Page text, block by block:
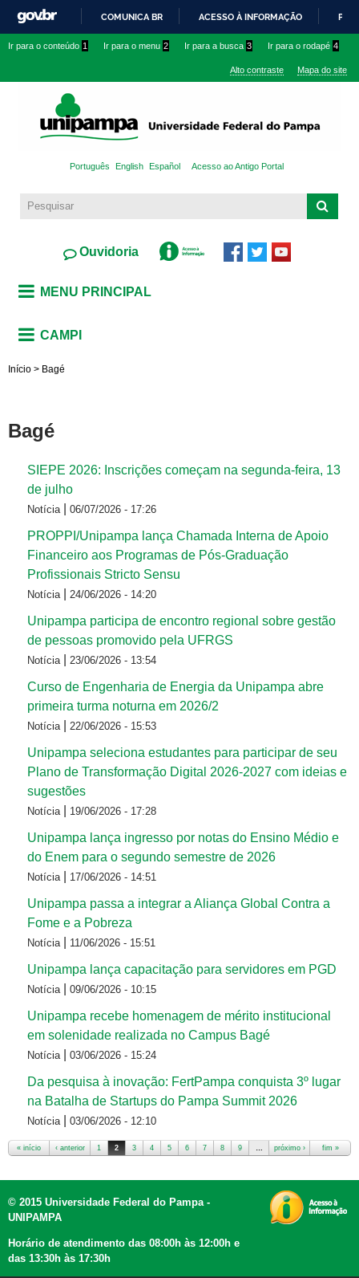
conteúdo
IR
O
COMUNICA BR ACESSO À INFORMAÇÃO
Ir para o conteúdo 1 Ir para o menu 2 Ir para a busca 3 Ir para o rodapé 4
Alto contraste Mapa do site
Português English Español Acesso ao Antigo Portal
Ouvidoria
MENU PRINCIPAL
CAMPI
Início > Bagé
Bagé
SIEPE 2026: Inscrições começam na segunda-feira, 13
de julho
Notícia 06/07/2026 - 17:26
PROPPI/Unipampa lança Chamada Interna de Apoio
Financeiro aos Programas de Pós-Graduação
Profissionais Stricto Sensu
Notícia 24/06/2026 - 14:20
Unipampa participa de encontro regional sobre gestão
de pessoas promovido pela UFRGS
Notícia 23/06/2026 - 13:54
Curso de Engenharia de Energia da Unipampa abre
primeira turma noturna em 2026/2
Notícia 22/06/2026 - 15:53
Unipampa seleciona estudantes para participar de seu
Plano de Transformação Digital 2026-2027 com ideias e
sugestões
Notícia 19/06/2026 - 17:28
Unipampa lança ingresso por notas do Ensino Médio e
do Enem para o segundo semestre de 2026
Notícia 17/06/2026 - 14:51
Unipampa passa a integrar a Aliança Global Contra a
Fome e a Pobreza
Notícia 11/06/2026 - 15:51
Unipampa lança capacitação para servidores em PGD
Notícia 09/06/2026 - 10:15
Unipampa recebe homenagem de mérito institucional
em solenidade realizada no Campus Bagé
Notícia 03/06/2026 - 15:24
Da pesquisa à inovação: FertPampa conquista 3º lugar
na Batalha de Startups do Pampa Summit 2026
Notícia 03/06/2026 - 12:10
« início ‹ anterior 1 2 3 4 5 6 7 8 9 … próximo › fim »
© 2015 Universidade Federal do Pampa -
UNIPAMPA
Horário de atendimento das 08:00h às 12:00h e
das 13:30h às 17:30h